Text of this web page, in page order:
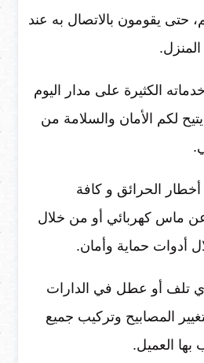
حتى يقومون بالاتصال به عند
الكثيرة على مدار اليوم
يتيح لكم الأمان والسلامة من
الحرائق و كافة
عن ماس كهربائي أو من خلال
أدوات حماية وأمان.
أي تلف أو عطل في الدارات
المصابيح وتركيب جميع
بها العميل.